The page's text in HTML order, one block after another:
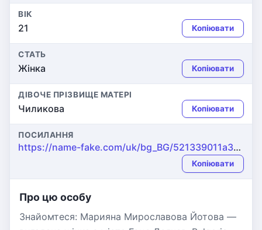
ВІК
21 Копіювати
СТАТЬ
Жінка Копіювати
ДІВОЧЕ ПРІЗВИЩЕ МАТЕРІ
Чиликова Копіювати
ПОСИЛАННЯ
https://name-fake.com/uk/bg_BG/521339011a3e823b55c37e813eeeaf47
Копіювати
Про цю особу
Знайомтеся: Марияна Мирославова Йотова —